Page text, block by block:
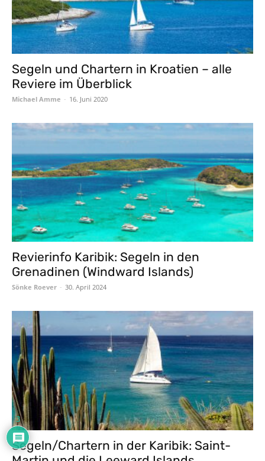
Segeln und Chartern in Kroatien – alle
Reviere im Überblick
Michael Amme - 16. Juni 2020
Revierinfo Karibik: Segeln in den
Grenadinen (Windward Islands)
Sönke Roever - 30. April 2024
Segeln/Chartern in der Karibik: Saint-
3